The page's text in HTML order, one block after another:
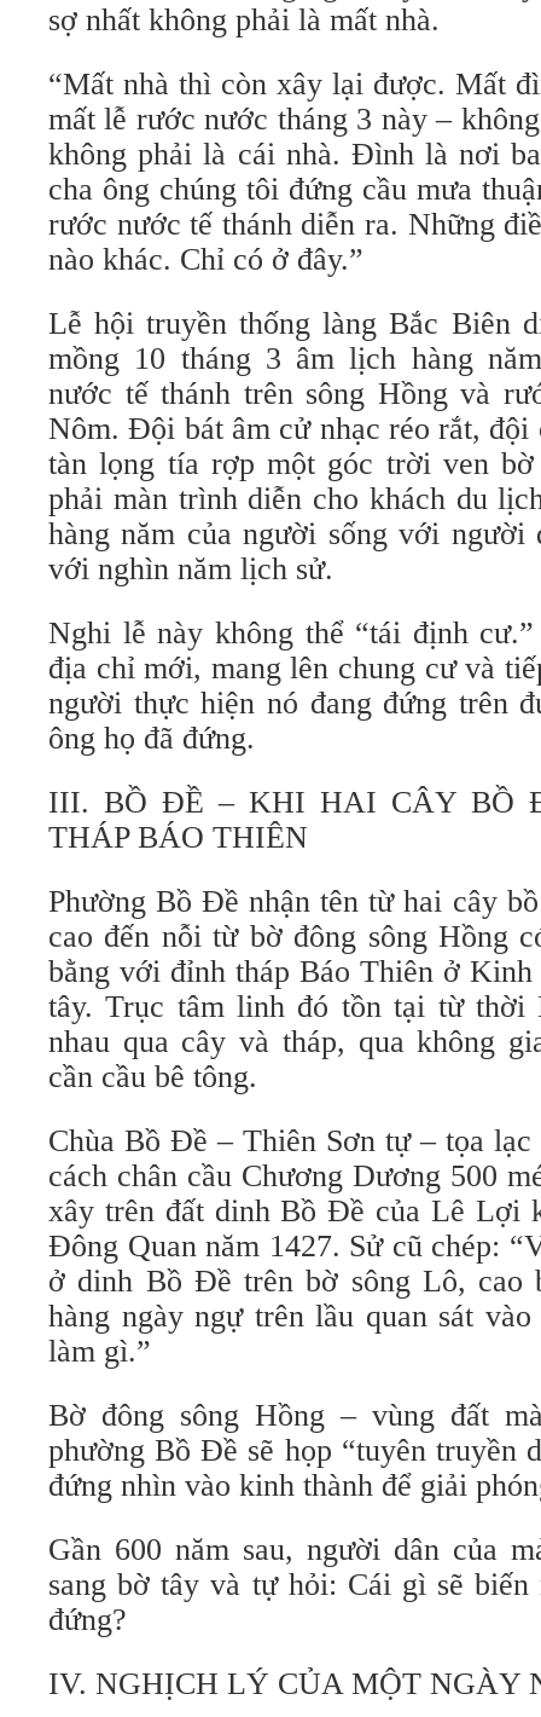
sợ nhất không phải là mất nhà.
“Mất nhà thì còn xây lại được. Mất
mất lễ rước nước tháng 3 này –
không phải là cái nhà. Đình là nơi
cha ông chúng tôi đứng cầu mưa
rước nước tế thánh diễn ra. Những
nào khác. Chỉ có ở đây.”
Lễ hội truyền thống làng Bắc Biên
mồng 10 tháng 3 âm lịch hàng
nước tế thánh trên sông Hồng và
Nôm. Đội bát âm cử nhạc réo rắt, đội
tàn lọng tía rợp một góc trời ven
phải màn trình diễn cho khách du
hàng năm của người sống với người
với nghìn năm lịch sử.
Nghi lễ này không thể “tái định
địa chỉ mới, mang lên chung cư và
người thực hiện nó đang đứng trên
ông họ đã đứng.
III. BỒ ĐỀ – KHI HAI CÂY BỒ
THÁP BÁO THIÊN
Phường Bồ Đề nhận tên từ hai cây
cao đến nỗi từ bờ đông sông Hồng
bằng với đỉnh tháp Báo Thiên ở
tây. Trục tâm linh đó tồn tại từ thời
nhau qua cây và tháp, qua không
cần cầu bê tông.
Chùa Bồ Đề – Thiên Sơn tự – tọa
cách chân cầu Chương Dương 500
xây trên đất dinh Bồ Đề của Lê Lợi
Đông Quan năm 1427. Sử cũ chép:
ở dinh Bồ Đề trên bờ sông Lô, cao
hàng ngày ngự trên lầu quan sát
làm gì.”
Bờ đông sông Hồng – vùng đất
phường Bồ Đề sẽ họp “tuyên truyền
đứng nhìn vào kinh thành để giải
Gần 600 năm sau, người dân của
sang bờ tây và tự hỏi: Cái gì sẽ
đứng?
IV. NGHỊCH LÝ CỦA MỘT NGÀY